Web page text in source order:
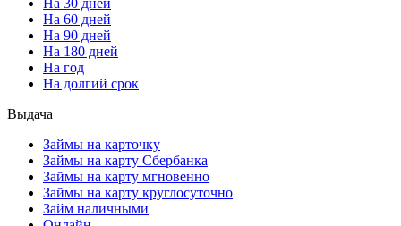
На 60 дней
На 90 дней
На 180 дней
На год
На долгий срок
Выдача
Займы на карточку
Займы на карту Сбербанка
Займы на карту мгновенно
Займы на карту круглосуточно
Займ наличными